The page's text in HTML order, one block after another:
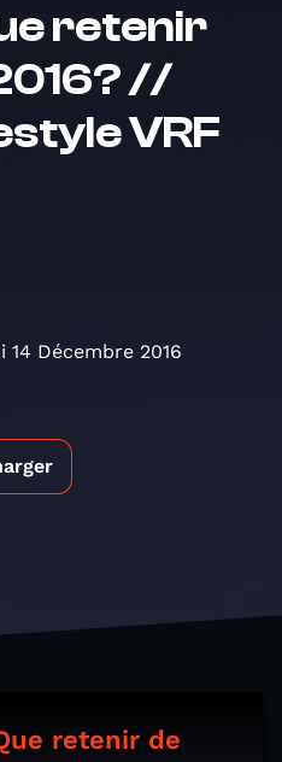
retenir
//
VRF
14 Décembre 2016
retenir de